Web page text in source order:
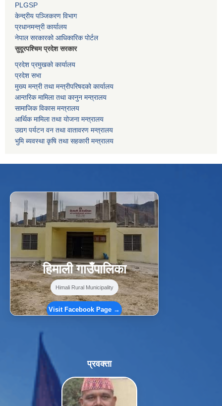
PLGSP
केन्द्रीय पञ्जिकरण विभाग
प्रधानमन्त्री कार्यालय
नेपाल सरकारको आधिकारिक पोर्टल
सुदूरपश्चिम प्रदेश सरकार
प्रदेश प्रमुखको कार्यालय
प्रदेश सभा
मुख्य मन्त्री तथा मन्त्रीपरिषदको कार्यालय
आन्तरिक मामिला तथा कानुन मन्त्रालय
सामाजिक विकास मन्त्रालय
आर्थिक मामिला तथा योजना मन्त्रालय
उद्यग पर्यटन वन तथा वातावरण मन्त्रालय
भुमि ब्यवस्था कृषि तथा सहकारी मन्त्रालय
f Facebook ⋯
हिमाली गाउँपालिका
Himali Rural Municipality
Visit Facebook Page →
प्रवक्ता